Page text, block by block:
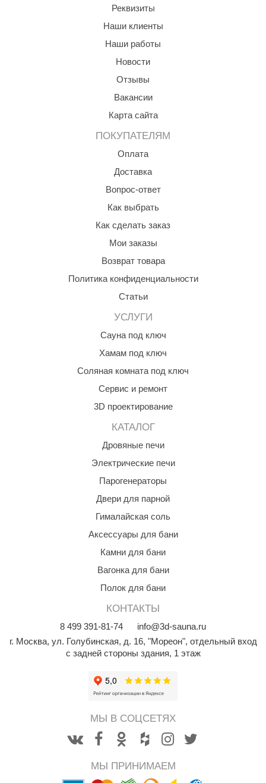
Это позволяет экономить дрова и усиливает теплоотдачу.
В этой модификации присутствует бак для нагревания воды.
Реквизиты
Наши клиенты
Наши работы
Новости
Отзывы
Вакансии
Карта сайта
ПОКУПАТЕЛЯМ
Оплата
Доставка
Вопрос-ответ
Как выбрать
Как сделать заказ
Мои заказы
Возврат товара
Политика конфиденциальности
Статьи
УСЛУГИ
Сауна под ключ
Хамам под ключ
Соляная комната под ключ
Сервис и ремонт
3D проектирование
КАТАЛОГ
Дровяные печи
Электрические печи
Парогенераторы
Двери для парной
Гималайская соль
Аксессуары для бани
Камни для бани
Вагонка для бани
Полок для бани
КОНТАКТЫ
8 499 391-81-74
info@3d-sauna.ru
г. Москва, ул. Голубинская, д. 16, "Мореон", отдельный вход
с задней стороны здания, 1 этаж
МЫ В СОЦСЕТЯХ
МЫ ПРИНИМАЕМ